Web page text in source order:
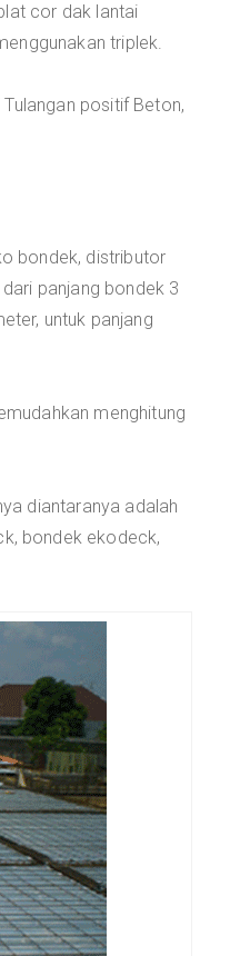
cor dak lantai
triplek.
positif Beton,
bondek, distributor
panjang bondek 3
untuk panjang
menghitung
diantaranya adalah
bondek ekodeck,